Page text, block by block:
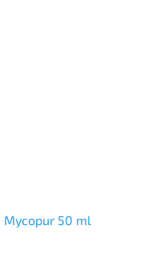
Mycopur 50 ml